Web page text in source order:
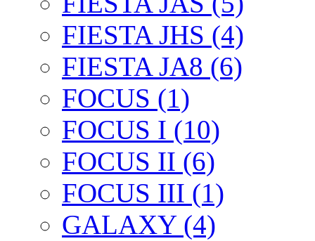
FIESTA JHS (4)
FIESTA JA8 (6)
FOCUS (1)
FOCUS I (10)
FOCUS II (6)
FOCUS III (1)
GALAXY (4)